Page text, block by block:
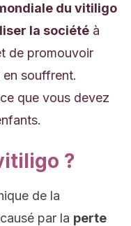
du vitiligo
la société à
de promouvoir
en souffrent.
que vous devez
?
de la
par la perte